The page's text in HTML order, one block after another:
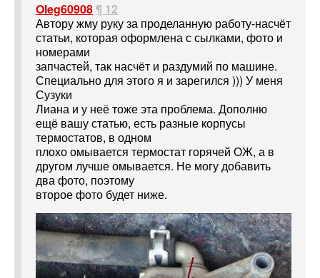
Oleg60908¶ 12
Автору жму руку за проделанную работу-насчёт
статьи, которая оформлена с сылками, фото и
номерами
запчастей, так насчёт и раздумий по машине.
Специально для этого я и зарегился ))) У меня
Сузуки
Лиана и у неё тоже эта проблема. Дополню
ещё вашу статью, есть разные корпусы
термостатов, в одном
плохо омывается термостат горячей ОЖ, а в
другом лучше омывается. Не могу добавить
два фото, поэтому
второе фото будет ниже.